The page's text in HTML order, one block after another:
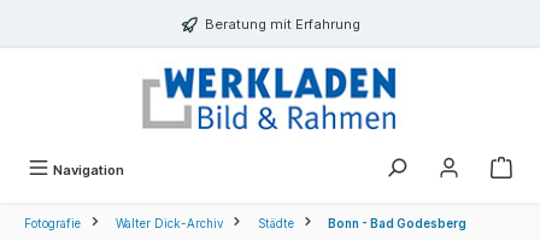
Beratung mit Erfahrung
Navigation
Fotografie Walter Dick-Archiv Städte Bonn - Bad Godesberg